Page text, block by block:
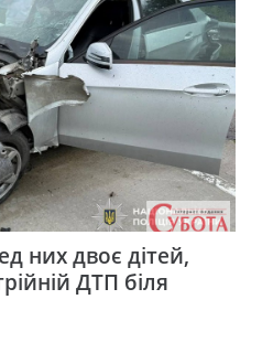
них двоє дітей,
ДТП біля